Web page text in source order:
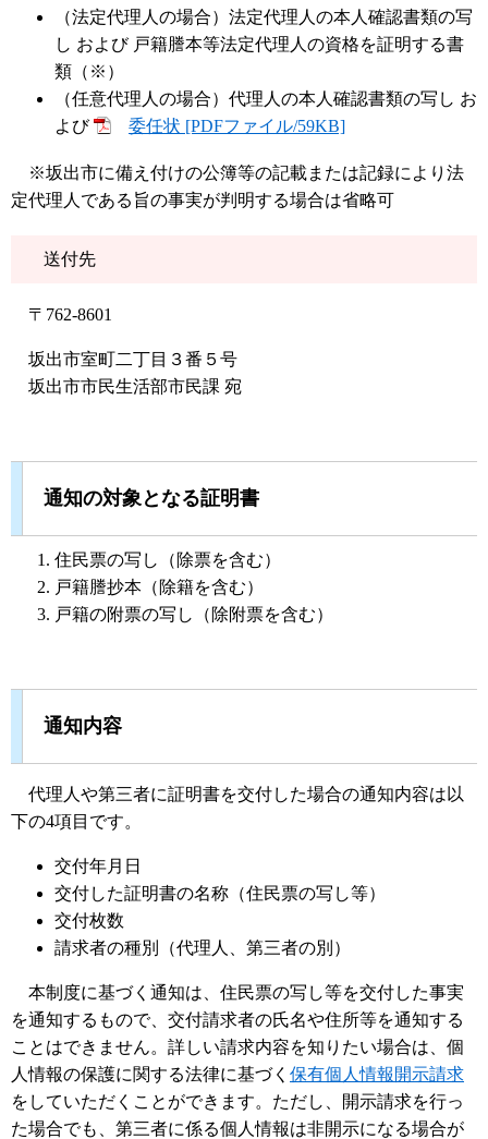
（法定代理人の場合）法定代理人の本人確認書類の写
し および 戸籍謄本等法定代理人の資格を証明する書
類（※）
（任意代理人の場合）代理人の本人確認書類の写し お
よび
委任状 [PDFファイル/59KB]
※坂出市に備え付けの公簿等の記載または記録により法
定代理人である旨の事実が判明する場合は省略可
送付先
〒762-8601
坂出市室町二丁目３番５号
​坂出市市民生活部市民課 宛
通知の対象となる証明書
住民票の写し（除票を含む）
戸籍謄抄本（除籍を含む）
戸籍の附票の写し（除附票を含む）
通知内容
代理人や第三者に証明書を交付した場合の通知内容は以
下の4項目です。
交付年月日
交付した証明書の名称（住民票の写し等）
交付枚数
請求者の種別（代理人、第三者の別）
本制度に基づく通知は、住民票の写し等を交付した事実
を通知するもので、交付請求者の氏名や住所等を通知する
ことはできません。詳しい請求内容を知りたい場合は、個
人情報の保護に関する法律に基づく 保有個人情報開示請求
をしていただくことができます。ただし、開示請求を行っ
た場合でも、第三者に係る個人情報は非開示になる場合が